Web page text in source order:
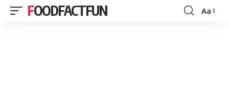
FOODFACTFUN
Font
Aa